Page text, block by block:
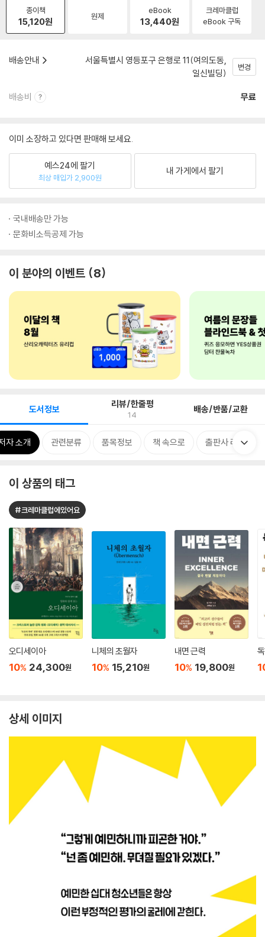
종이책
15,120원 원제
eBook
13,440원
크레마클럽
eBook 구독
배송안내
서울특별시 영등포구 은행로 11(여의도동,
일신빌딩)
변경
배송비 무료
이미 소장하고 있다면 판매해 보세요.
예스24에 팔기
최상 매입가 2,900원
내 가게에서 팔기
국내배송만 가능
문화비소득공제 가능
이 분야의 이벤트 8
도서정보 리뷰/한줄평
14 배송/반품/교환
자 소개 관련분류 품목정보 책 속으로 출판사 리뷰
이 상품의 태그
#크레마클럽에있어요
오디세이아
10% 24,300원
니체의 초월자
10% 15,210원
내면 근력
10% 19,800원
상세 이미지